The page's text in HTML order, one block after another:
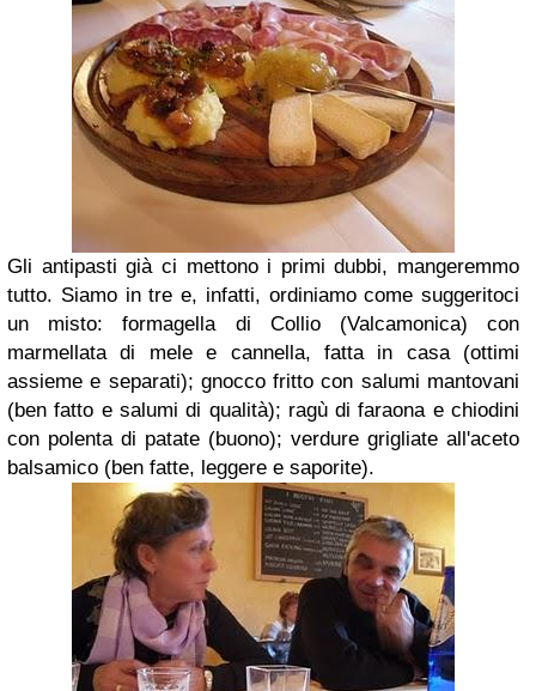
Gli antipasti già ci mettono i primi dubbi, mangeremmo
tutto. Siamo in tre e, infatti, ordiniamo come suggeritoci
un misto: formagella di Collio (Valcamonica) con
marmellata di mele e cannella, fatta in casa (ottimi
assieme e separati); gnocco fritto con salumi mantovani
(ben fatto e salumi di qualità); ragù di faraona e chiodini
con polenta di patate (buono); verdure grigliate all'aceto
balsamico (ben fatte, leggere e saporite).